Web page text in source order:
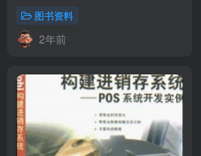
图书资料
2年前